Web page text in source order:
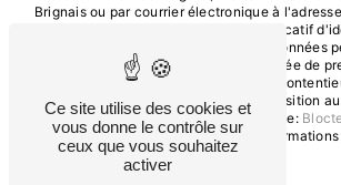
Brignais ou par courrier électronique à l'adresse
autoconvention@wanadoo.fr. Un justificatif
être demandé. Nous conservons vos données
de prise de contact puis pendant la durée de
aux fins probatoires et de gestion des
droit de vous inscrire sur la liste d'opposition
téléphonique, disponible à cette adresse:
Consultez le site cnil.fr pour plus
Ce site utilise des cookies et
vous donne le contrôle sur
ceux que vous souhaitez
activer